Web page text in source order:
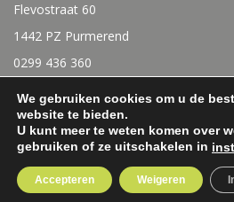
Flevostraat 60
1442 PZ Purmerend
0299 436 360
We gebruiken cookies om u de
website te bieden.
U kunt meer te weten komen over
gebruiken of ze uitschakelen in
Accepteren Weigeren